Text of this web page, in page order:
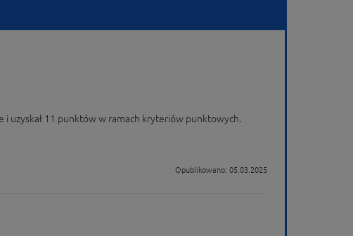
i uzyskał 11 punktów w ramach kryteriów punktowych.
Opublikowano: 05.03.2025